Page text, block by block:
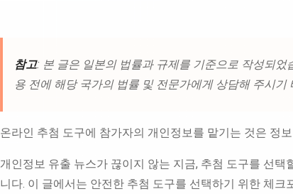
참고: 본 글은 일본의 법률과 규제를 기준으로 작성되
용 전에 해당 국가의 법률 및 전문가에게 상담해 주시기
온라인 추첨 도구에 참가자의 개인정보를 맡기는 것은 정
개인정보 유출 뉴스가 끊이지 않는 지금, 추첨 도구를 선
니다. 이 글에서는 안전한 추첨 도구를 선택하기 위한 체